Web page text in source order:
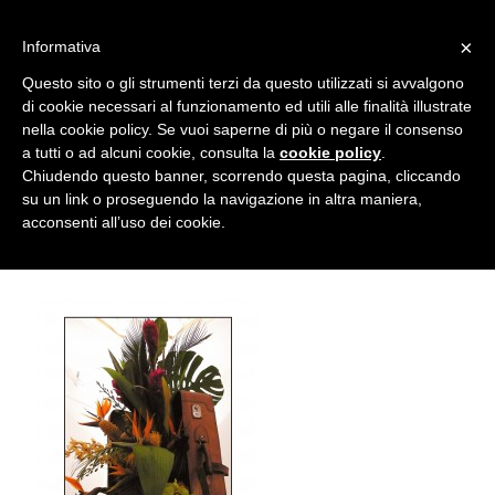
Omaggio a Maria Novella Poggeschi,
“Viaggiare” – 2007
accetta l'uso dei cookies previsto nella pagina dedicata.
Fai clic per abilitare/disabilitare il tracciamento di
Google Analytics.
OK Privacy e cookie policy
×
Informativa
Questo sito o gli strumenti terzi da questo utilizzati si avvalgono
di cookie necessari al funzionamento ed utili alle finalità illustrate
nella cookie policy. Se vuoi saperne di più o negare il consenso
a tutti o ad alcuni cookie, consulta la cookie policy
Chiudendo questo banner, scorrendo questa pagina, cliccando
su un link o proseguendo la navigazione in altra maniera,
acconsenti all’uso dei cookie.